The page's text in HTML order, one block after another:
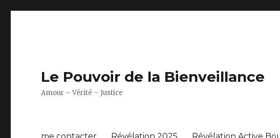
Le Pouvoir de la Bienveillance
Amour – Vérité – Justice
me contacter Révélation 2025 Révélation Active